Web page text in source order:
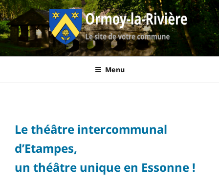
Aller
au
contenu
principal
Ormoy-La-
Le site de votre commune
Menu
Le théâtre intercommunal
d’Etampes,
un théâtre unique en Essonne !